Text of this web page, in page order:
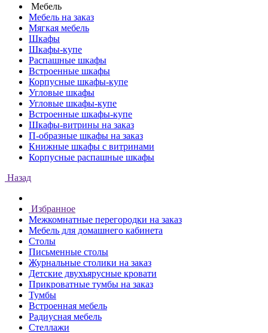
Мебель
Мебель на заказ
Мягкая мебель
Шкафы
Шкафы-купе
Распашные шкафы
Встроенные шкафы
Корпусные шкафы-купе
Угловые шкафы
Угловые шкафы-купе
Встроенные шкафы-купе
Шкафы-витрины на заказ
П-образные шкафы на заказ
Книжные шкафы с витринами
Корпусные распашные шкафы
Назад
Избранное
Межкомнатные перегородки на заказ
Мебель для домашнего кабинета
Столы
Письменные столы
Журнальные столики на заказ
Детские двухъярусные кровати
Прикроватные тумбы на заказ
Тумбы
Встроенная мебель
Радиусная мебель
Стеллажи